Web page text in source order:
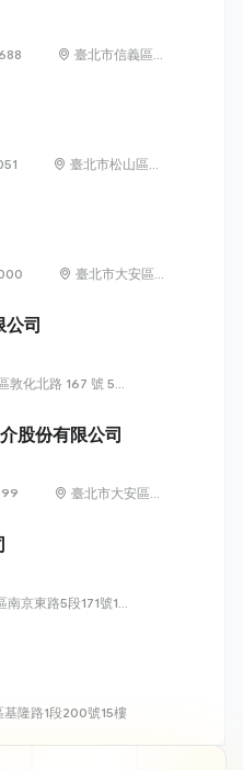
臺北市信義區
臺北市松山區東
臺北市大安區
司
敦化北路 167 號 5
股份有限公司
臺北市大安區敦
南京東路5段171號14
基隆路1段200號15樓